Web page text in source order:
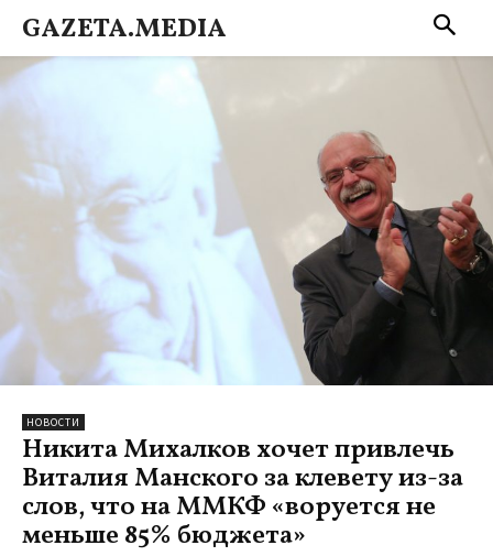
GAZETA.MEDIA
НОВОСТИ
Никита Михалков хочет привлечь
Виталия Манского за клевету из-за
слов, что на ММКФ «воруется не
меньше 85% бюджета»